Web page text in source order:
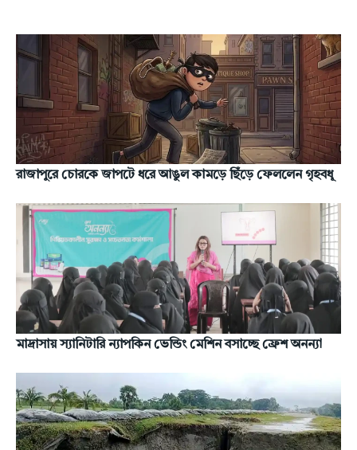
রাজাপুরে চোরকে জাপটে ধরে আঙুল কামড়ে ছিঁড়ে ফেললেন গৃহবধূ
মাদ্রাসায় স্যানিটারি ন্যাপকিন ভেন্ডিং মেশিন বসাচ্ছে ফ্রেশ অনন্যা